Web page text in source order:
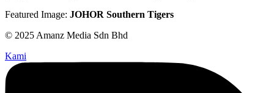
Featured Image: JOHOR Southern Tigers
© 2025 Amanz Media Sdn Bhd
Kami